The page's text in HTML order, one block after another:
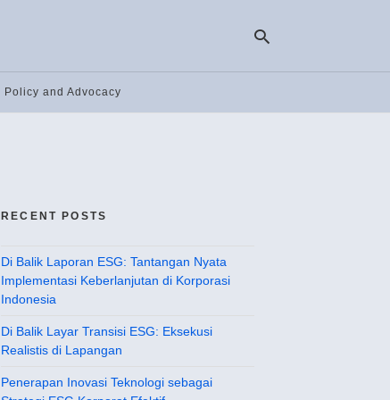
Policy and Advocacy
RECENT POSTS
Di Balik Laporan ESG: Tantangan Nyata
Implementasi Keberlanjutan di Korporasi
Indonesia
Di Balik Layar Transisi ESG: Eksekusi
Realistis di Lapangan
Penerapan Inovasi Teknologi sebagai